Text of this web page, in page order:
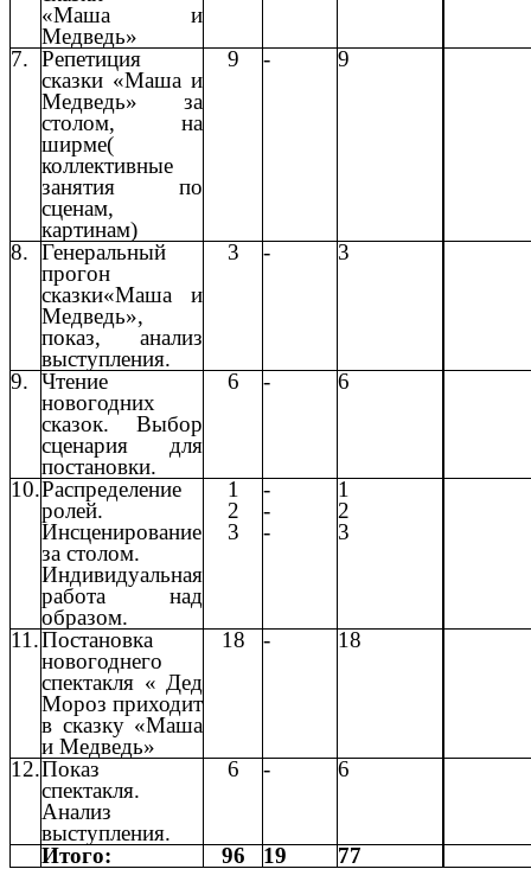
«Маша и
Медведь»
7. Репетиция
сказки «Маша и
Медведь» за
столом, на
ширме(
коллективные
занятия по
сценам,
картинам)
9 - 9
8. Генеральный
прогон
сказки«Маша и
Медведь»,
показ, анализ
выступления.
3 - 3
9. Чтение
новогодних
сказок. Выбор
сценария для
постановки.
6 - 6
10.Распределение
ролей.
Инсценирование
за столом.
Индивидуальная
работа над
образом.
1
2
3
-
-
-
1
2
3
11.Постановка
новогоднего
спектакля « Дед
Мороз приходит
в сказку «Маша
и Медведь»
18 - 18
12.Показ
спектакля.
Анализ
выступления.
6 - 6
Итого: 96 19 77